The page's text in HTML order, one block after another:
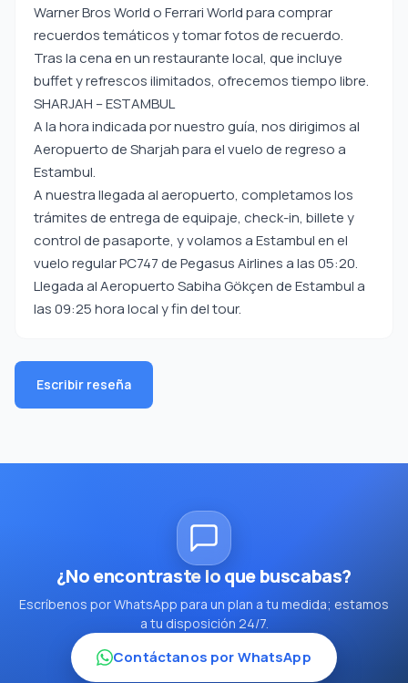
Warner Bros World o Ferrari World para comprar
recuerdos temáticos y tomar fotos de recuerdo.
Tras la cena en un restaurante local, que incluye
buffet y refrescos ilimitados, ofrecemos tiempo libre.
SHARJAH – ESTAMBUL
A la hora indicada por nuestro guía, nos dirigimos al
Aeropuerto de Sharjah para el vuelo de regreso a
Estambul.
A nuestra llegada al aeropuerto, completamos los
trámites de entrega de equipaje, check-in, billete y
control de pasaporte, y volamos a Estambul en el
vuelo regular PC747 de Pegasus Airlines a las 05:20.
Llegada al Aeropuerto Sabiha Gökçen de Estambul a
las 09:25 hora local y fin del tour.
Escribir reseña
¿No encontraste lo que buscabas?
Escríbenos por WhatsApp para un plan a tu medida; estamos
a tu disposición 24/7.
Contáctanos por WhatsApp